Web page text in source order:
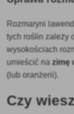
Rozmaryni
tych roślin zależy
wysokościach
umieścić nazimę
(lub oranżerii).
Czy